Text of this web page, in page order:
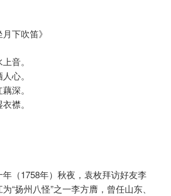
下吹笛》
音。
心。
深。
襟。
（1758年）秋夜，袁枚拜访好友李
“扬州八怪”之一李方膺，曾任山东、